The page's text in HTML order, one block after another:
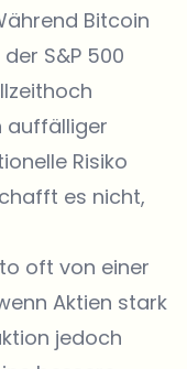
Bitcoin
S&P 500
auffälliger
Risiko
es nicht,
oft von einer
Aktien stark
jedoch